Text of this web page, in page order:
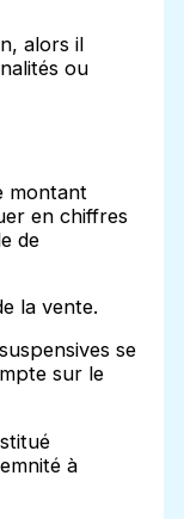
alors il
ou
montant
en chiffres
de
la vente.
se
sur le
à